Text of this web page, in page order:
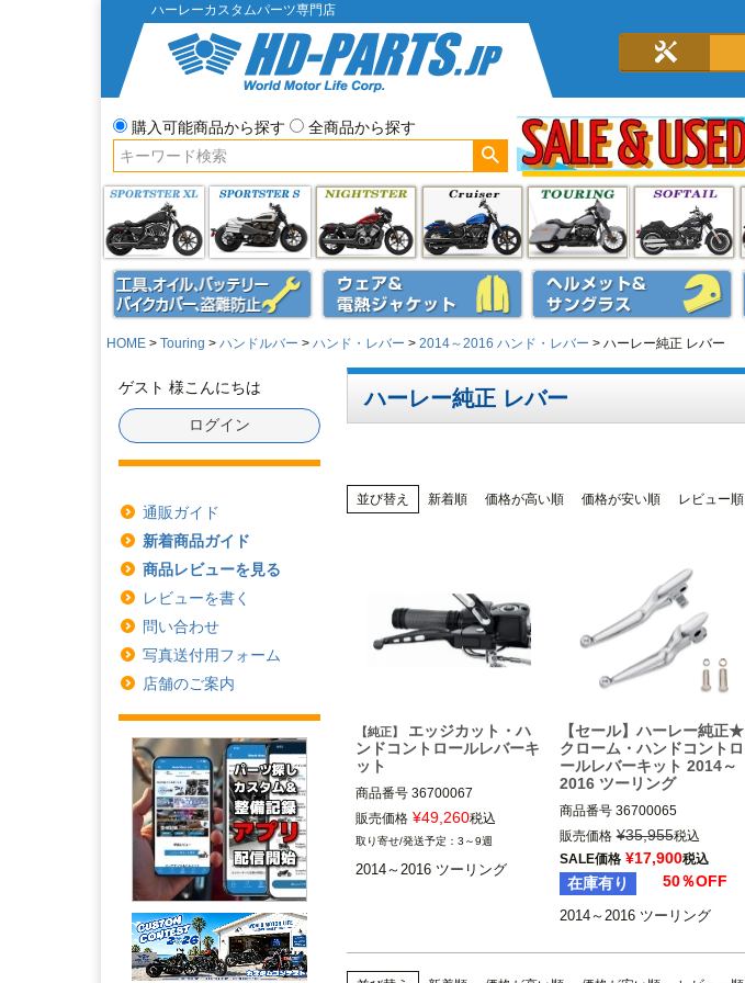
ハーレーカスタムパーツ専門店
購入可能商品から探す
全商品から探す
HOME Touring ハンドルバー ハンド・レバー 2014～2016 ハンド・レバー ハーレー純正 レバー
ゲスト 様こんにちは
ログイン
通販ガイド
新着商品ガイド
商品レビューを見る
レビューを書く
問い合わせ
写真送付用フォーム
店舗のご案内
ハーレー純正 レバー
並び替え 新着順 価格が高い順 価格が安い順 レビュー順
【純正】
エッジカット・ハ
ンドコントロールレバーキ
ット
商品番号 36700067
2014～2016 ツーリング FLH
※ハイドロリック・クラッチ装
ビッドソン）
販売価格 ¥49,260税込
3～9週
2014～2016 ツーリング
【セール】ハーレー純正★
クローム・ハンドコントロ
ールレバーキット 2014～
2016 ツーリング
商品番号 36700065
2014～2016 ツーリング FLH
X、FLHT、FLTR、FLHR
※ハイドロリック・クラッチ装
着車
販売価格 ¥35,955税込
SALE価格 ¥17,900税込
在庫有り 50％OFF
2014～2016 ツーリング